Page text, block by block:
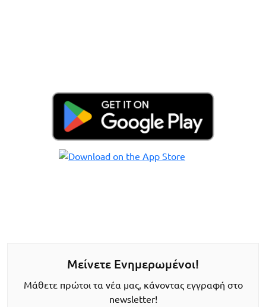
Μείνετε Ενημερωμένοι!
Μάθετε πρώτοι τα νέα μας, κάνοντας εγγραφή στο
newsletter!